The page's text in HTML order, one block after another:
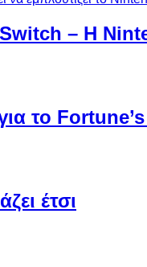
– Η
το
έτσι